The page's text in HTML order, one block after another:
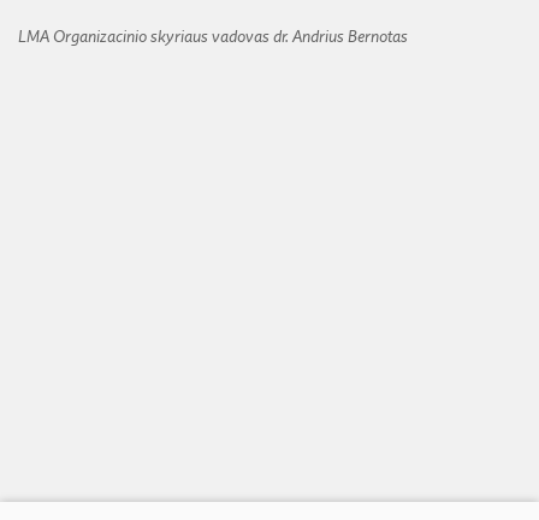
LMA Organizacinio skyriaus vadovas dr. Andrius Bernotas